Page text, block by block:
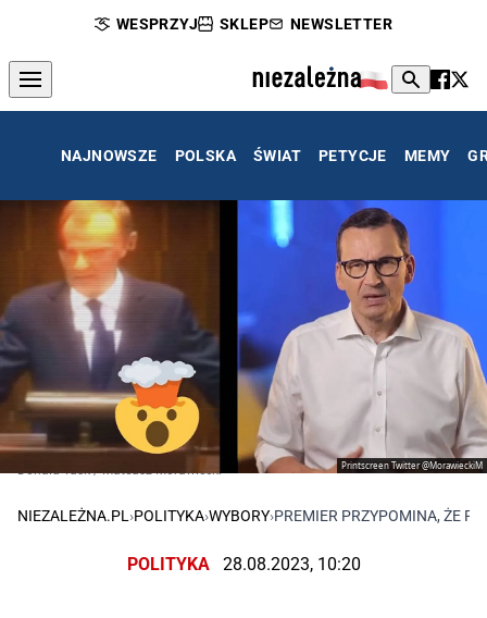
WESPRZYJ SKLEP NEWSLETTER
NAJNOWSZE POLSKA ŚWIAT PETYCJE MEMY
Printscreen Twitter @MorawieckiM
Donald Tusk / Mateusz Morawiecki
NIEZALEŻNA.PL ›POLITYKA›WYBORY›PREMIER PRZYPOMINA, ŻE
POLITYKA 28.08.2023, 10:20